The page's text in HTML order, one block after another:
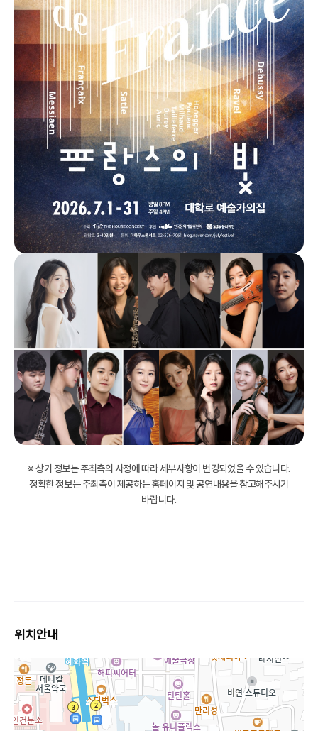
※ 상기 정보는 주최측의 사정에 따라 세부사항이 변경되었을 수 있습니다.
정확한 정보는 주최측이 제공하는 홈페이지 및 공연내용을 참고해주시기
바랍니다.
위치안내